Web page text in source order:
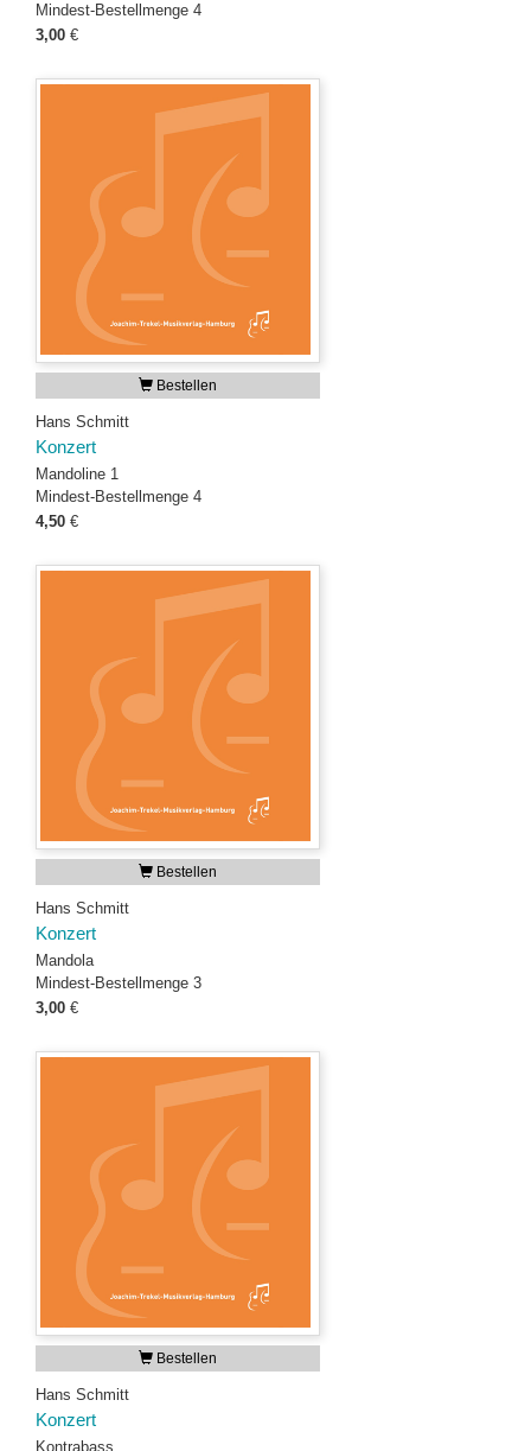
Mindest-Bestellmenge 4
3,00 €
Bestellen
Hans Schmitt
Konzert
Mandoline 1
Mindest-Bestellmenge 4
4,50 €
Bestellen
Hans Schmitt
Konzert
Mandola
Mindest-Bestellmenge 3
3,00 €
Bestellen
Hans Schmitt
Konzert
Kontrabass